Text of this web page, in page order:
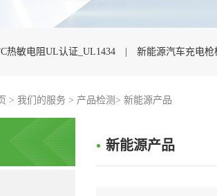
热敏电阻UL认证_UL1434 新能源汽车充电枪
| 充电枪UL2251认证 | 浪涌保护器UL认证
> 我们的服务 > 产品检测 > 新能源产品
• 新能源产品